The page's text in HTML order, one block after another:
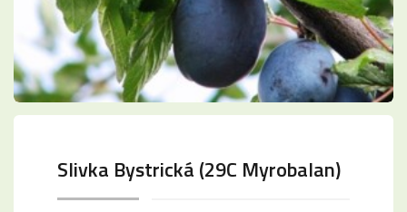
Slivka Bystrická (29C Myrobalan)